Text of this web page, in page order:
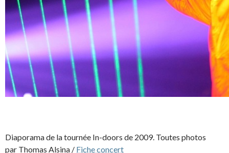
Diaporama de la tournée In-doors de 2009. Toutes photos
par Thomas Alsina / Fiche concert